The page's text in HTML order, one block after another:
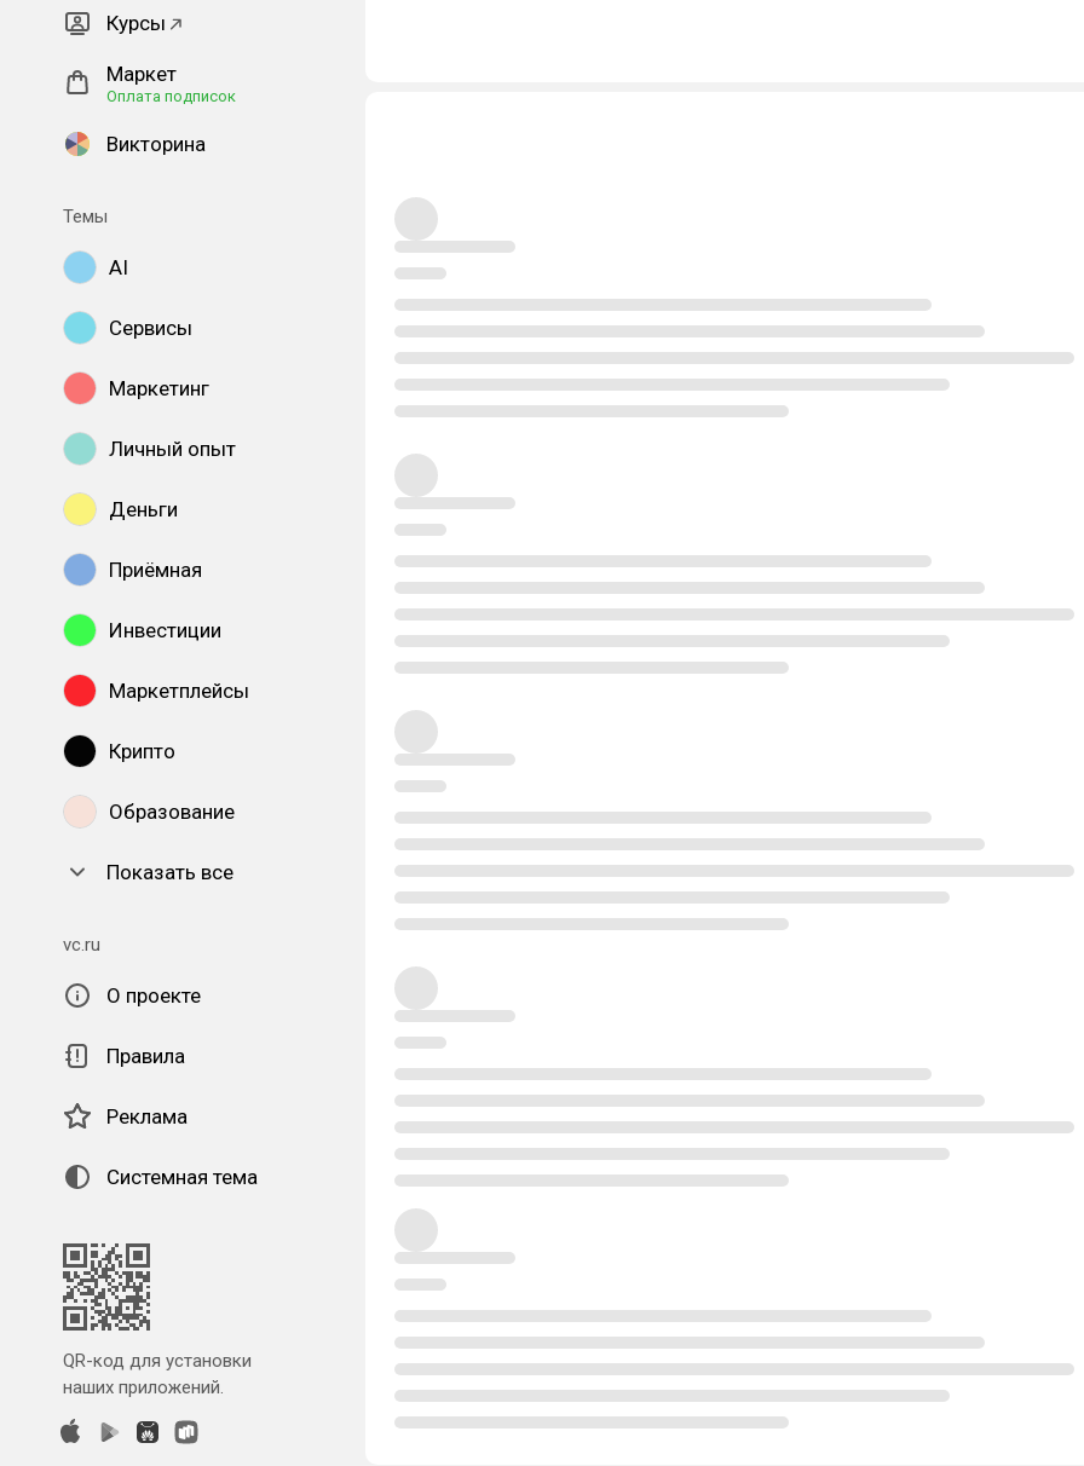
Курсы
Маркет
Оплата подписок
Викторина
Темы
AI
Сервисы
Маркетинг
Личный опыт
Деньги
Приёмная
Инвестиции
Маркетплейсы
Крипто
Образование
Показать все
vc.ru
О проекте
Правила
Реклама
Системная тема
QR-код для установки
наших приложений.